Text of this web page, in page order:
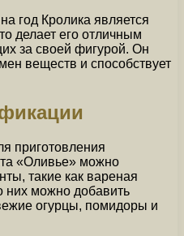
год Кролика является
делает его отличным
за своей фигурой. Он
веществ и способствует
приготовления
«Оливье» можно
такие как вареная
них можно добавить
огурцы, помидоры и